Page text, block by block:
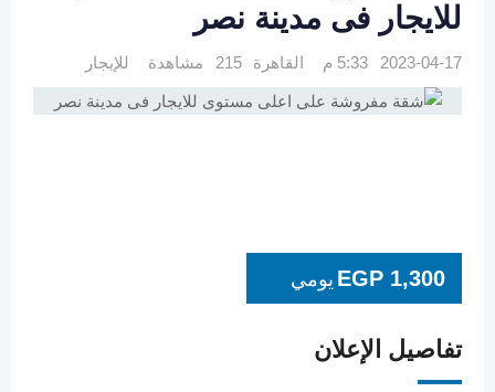
للايجار فى مدينة نصر
2023-04-17 5:33 م القاهرة 215 مشاهدة للإيجار
EGP 1,300 يومي
تفاصيل الإعلان